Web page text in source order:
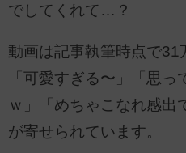
でしてくれて…？
動画は記事執筆時点で31
「可愛すぎる〜」「思
ｗ」「めちゃこなれ感出
が寄せられています。